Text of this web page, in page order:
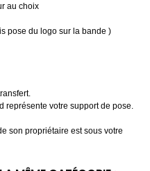
au choix
pose du logo sur la bande )
représente votre support de pose.
son propriétaire est sous votre